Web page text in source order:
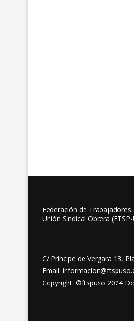
Federación de Trabajadores
Unión Sindical Obrera (FTSP-
C/ Príncipe de Vergara 13,
Email:
Copyright: ©ftspuso 2024